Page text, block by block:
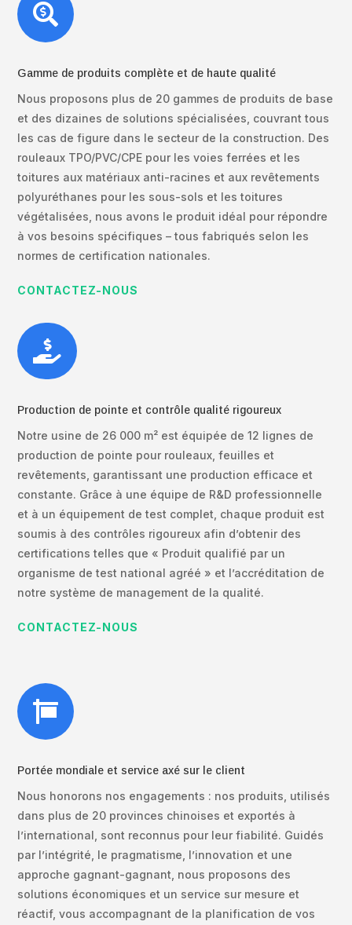

Gamme de produits complète et de haute qualité
Nous proposons plus de 20 gammes de produits de base
et des dizaines de solutions spécialisées, couvrant tous
les cas de figure dans le secteur de la construction. Des
rouleaux TPO/PVC/CPE pour les voies ferrées et les
toitures aux matériaux anti-racines et aux revêtements
polyuréthanes pour les sous-sols et les toitures
végétalisées, nous avons le produit idéal pour répondre
à vos besoins spécifiques – tous fabriqués selon les
normes de certification nationales.
CONTACTEZ-NOUS

Production de pointe et contrôle qualité rigoureux
Notre usine de 26 000 m² est équipée de 12 lignes de
production de pointe pour rouleaux, feuilles et
revêtements, garantissant une production efficace et
constante. Grâce à une équipe de R&D professionnelle
et à un équipement de test complet, chaque produit est
soumis à des contrôles rigoureux afin d’obtenir des
certifications telles que « Produit qualifié par un
organisme de test national agréé » et l’accréditation de
notre système de management de la qualité.
CONTACTEZ-NOUS

Portée mondiale et service axé sur le client
Nous honorons nos engagements : nos produits, utilisés
dans plus de 20 provinces chinoises et exportés à
l’international, sont reconnus pour leur fiabilité. Guidés
par l’intégrité, le pragmatisme, l’innovation et une
approche gagnant-gagnant, nous proposons des
solutions économiques et un service sur mesure et
réactif, vous accompagnant de la planification de vos